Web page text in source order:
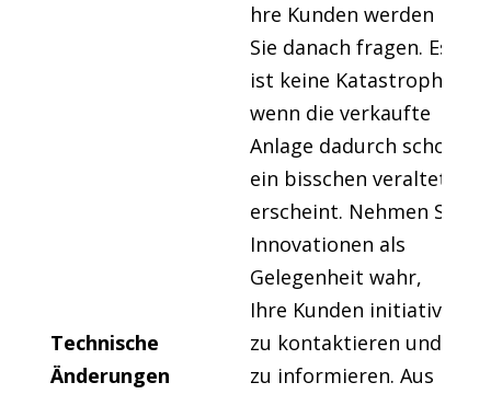
Technische
Änderungen
hre Kunden werden
Sie danach fragen. Es
ist keine Katastrophe,
wenn die verkaufte
Anlage dadurch schon
ein bisschen veraltet
erscheint. Nehmen Sie
Innovationen als
Gelegenheit wahr,
Ihre Kunden initiativ
zu kontaktieren und
zu informieren. Aus